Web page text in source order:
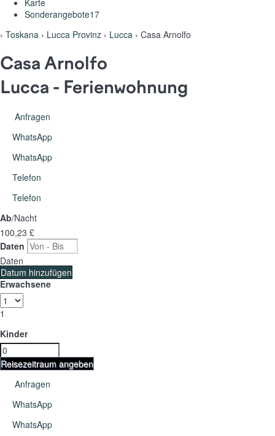
Sonderangebote17
› Toskana › Lucca Provinz › Lucca › Casa Arnolfo
Casa Arnolfo
Lucca - Ferienwohnung
Anfragen
WhatsApp
WhatsApp
Telefon
Telefon
Ab/Nacht
100,23 £
Daten
Daten
Datum hinzufügen
Erwachsene
1
Kinder
Reisezeitraum angeben
Anfragen
WhatsApp
WhatsApp